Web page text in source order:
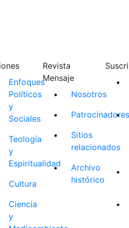
Enfoques
Políticos
y
Sociales
Teología
y
Espiritualidad
Cultura
Ciencia
y
Revista
Mensaje
Nosotros
Patrocinadores
Sitios
relacionados
Archivo
histórico